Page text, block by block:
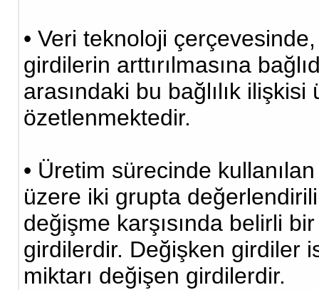
• Veri teknoloji çerçevesinde,
girdilerin arttırılmasına
arasındaki bu bağlılık
özetlenmektedir.
• Üretim sürecinde
üzere iki grupta
değişme karşısında belirli
girdilerdir. Değişken girdiler
miktarı değişen girdilerdir.